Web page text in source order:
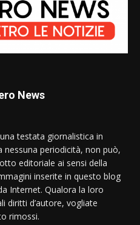
News
testata giornalistica in
periodicità, non può,
editoriale ai sensi della
inserite in questo blog
Internet. Qualora la loro
diritti d’autore, vogliate
rimossi.